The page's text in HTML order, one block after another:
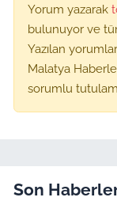
Yorum yazarak
bulunuyor ve
Yazılan
Malatya
sorumlu
Son